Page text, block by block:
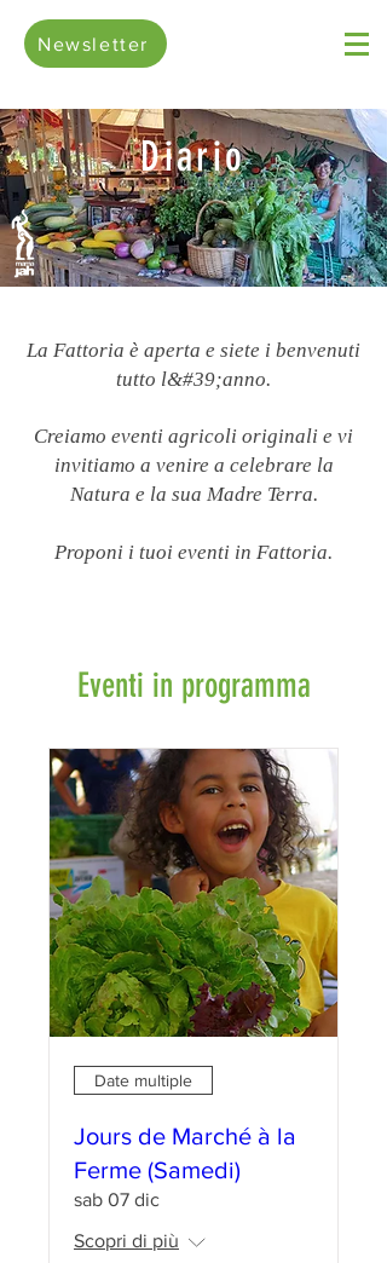
Newsletter
Diario
La Fattoria è aperta e siete i benvenuti
tutto l&#39;anno.
Creiamo eventi agricoli originali e vi
invitiamo a venire a celebrare la
Natura e la sua Madre Terra.
Proponi i tuoi eventi in Fattoria.
Eventi in programma
Date multiple
Jours de Marché à la
Ferme (Samedi)
sab 07 dic
Scopri di più